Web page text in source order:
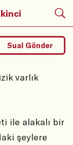
varlık
Sual Gönder
ile alakalı bir
şeylere